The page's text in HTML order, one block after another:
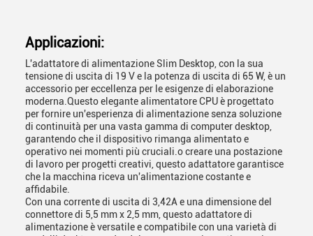
Applicazioni:
L'adattatore di alimentazione Slim Desktop, con la sua
tensione di uscita di 19 V e la potenza di uscita di 65 W, è un
accessorio per eccellenza per le esigenze di elaborazione
moderna.Questo elegante alimentatore CPU è progettato
per fornire un'esperienza di alimentazione senza soluzione
di continuità per una vasta gamma di computer desktop,
garantendo che il dispositivo rimanga alimentato e
operativo nei momenti più cruciali.o creare una postazione
di lavoro per progetti creativi, questo adattatore garantisce
che la macchina riceva un'alimentazione costante e
affidabile.
Con una corrente di uscita di 3,42A e una dimensione del
connettore di 5,5 mm x 2,5 mm, questo adattatore di
alimentazione è versatile e compatibile con una varietà di